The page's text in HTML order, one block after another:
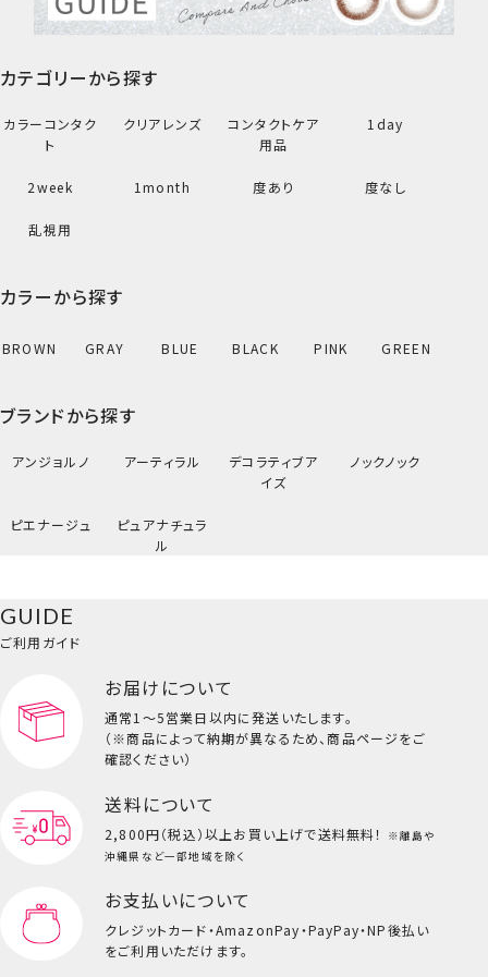
カテゴリーから探す
カラーコンタク
ト
クリアレンズ
コンタクトケア
用品
1day
2week 1month 度あり 度なし
乱視用
カラーから探す
BROWN GRAY BLUE BLACK PINK GREEN
ブランドから探す
アンジョルノ アーティラル
デコラティブア
イズ
ノックノック
ピエナージュ
ピュアナチュラ
ル
GUIDE
ご利用ガイド
お届けについて
通常1～5営業日以内に発送いたします。
（※商品によって納期が異なるため、商品ページをご
確認ください）
送料について
2,800円（税込）以上お買い上げで送料無料！
※離島や
沖縄県など一部地域を除く
お支払いについて
クレジットカード・AmazonPay・PayPay・NP後払い
をご利用いただけます。